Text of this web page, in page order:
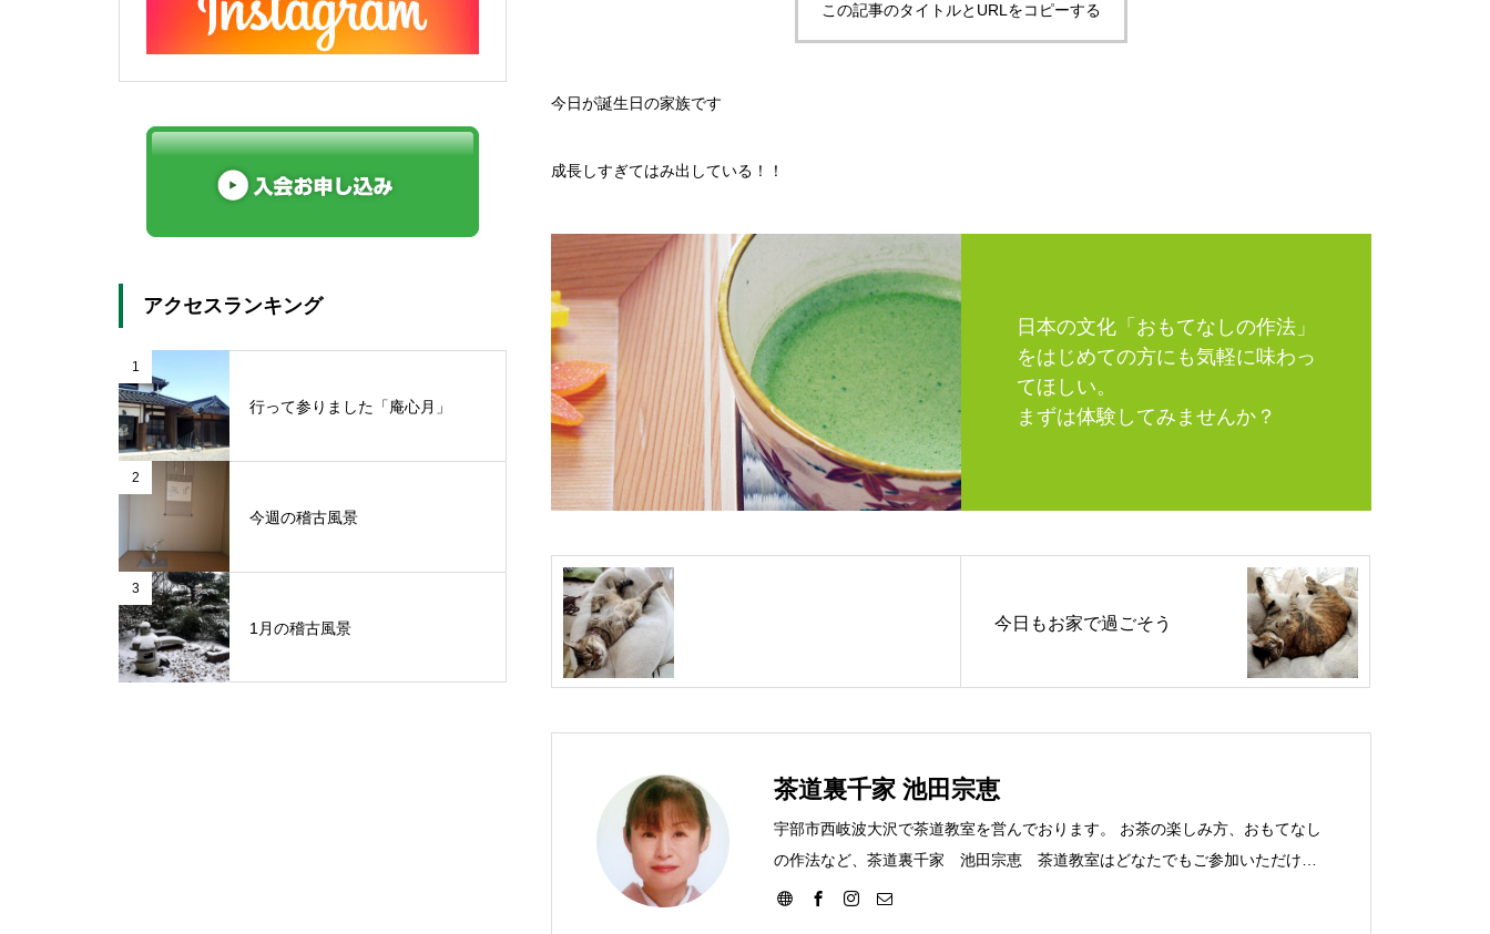
この記事のタイトルとURLをコピーする
今日が誕生日の家族です
成長しすぎてはみ出している！！
日本の文化「おもてなしの作法」
をはじめての方にも気軽に味わっ
てほしい。
まずは体験してみませんか？
今日もお家で過ごそう
茶道裏千家 池田宗恵
宇部市西岐波大沢で茶道教室を営んでおります。 お茶の楽しみ方、おもてなし
の作法など、茶道裏千家 池田宗恵 茶道教室はどなたでもご参加いただけま
す。
アクセスランキング
1
行って参りました「庵心月」
2
今週の稽古風景
3
1月の稽古風景